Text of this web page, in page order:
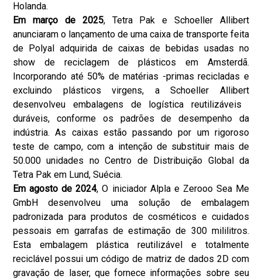
Holanda.
Em março de 2025, Tetra Pak e Schoeller Allibert
anunciaram o lançamento de uma caixa de transporte feita
de Polyal adquirida de caixas de bebidas usadas no
show de reciclagem de plásticos em Amsterdã.
Incorporando até 50% de matérias -primas recicladas e
excluindo plásticos virgens, a Schoeller Allibert
desenvolveu embalagens de logística reutilizáveis ​​
duráveis, conforme os padrões de desempenho da
indústria. As caixas estão passando por um rigoroso
teste de campo, com a intenção de substituir mais de
50.000 unidades no Centro de Distribuição Global da
Tetra Pak em Lund, Suécia.
Em agosto de 2024, O iniciador Alpla e Zerooo Sea Me
GmbH desenvolveu uma solução de embalagem
padronizada para produtos de cosméticos e cuidados
pessoais em garrafas de estimação de 300 mililitros.
Esta embalagem plástica reutilizável e totalmente
reciclável possui um código de matriz de dados 2D com
gravação de laser, que fornece informações sobre seu